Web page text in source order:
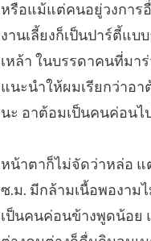
หรือแม้แต่คนอยู่วงการ
งานเลี้ยงก็เป็นปาร์ตี้แบ
เหล้า ในบรรดาคนที่มา
แนะนำให้ผมเรียกว่าอา
นะ อาต้อมเป็นคนค่อน
หน้าตาก็ไม่จัดว่าหล่อ แ
ซ.ม. มีกล้ามเนื้อพองาม
เป็นคนค่อนข้างพูดน้อย